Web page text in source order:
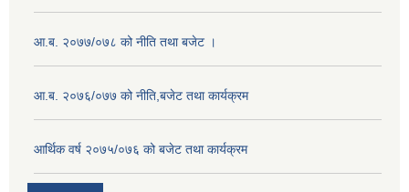
आ.ब. २०७७/०७८ को नीति तथा बजेट ।
आ.ब. २०७६/०७७ को नीति,बजेट तथा कार्यक्रम
आर्थिक वर्ष २०७५/०७६ को बजेट तथा कार्यक्रम